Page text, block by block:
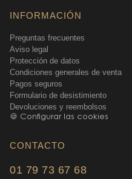
INFORMACIÓN
Preguntas frecuentes
Aviso legal
Protección de datos
Condiciones generales de venta
Pagos seguros
Formulario de desistimiento
Devoluciones y reembolsos
🍪 Configurar las cookies
CONTACTO
01 79 73 67 68